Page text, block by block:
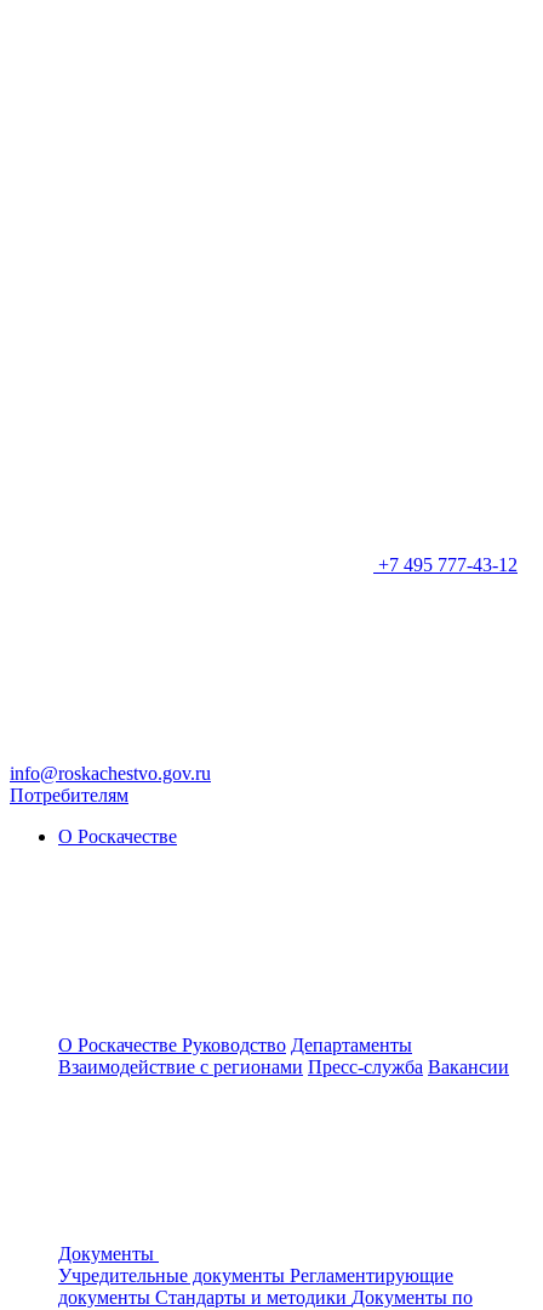
+7 495 777-43-12
info@roskachestvo.gov.ru
Потребителям
О Роскачестве
О Роскачестве Руководство Департаменты
Взаимодействие с регионами Пресс-служба Вакансии
Документы
Учредительные документы Регламентирующие
документы Стандарты и методики Документы по